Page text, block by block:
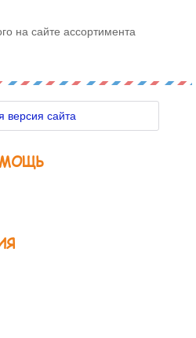
на сайте ассортимента
версия сайта